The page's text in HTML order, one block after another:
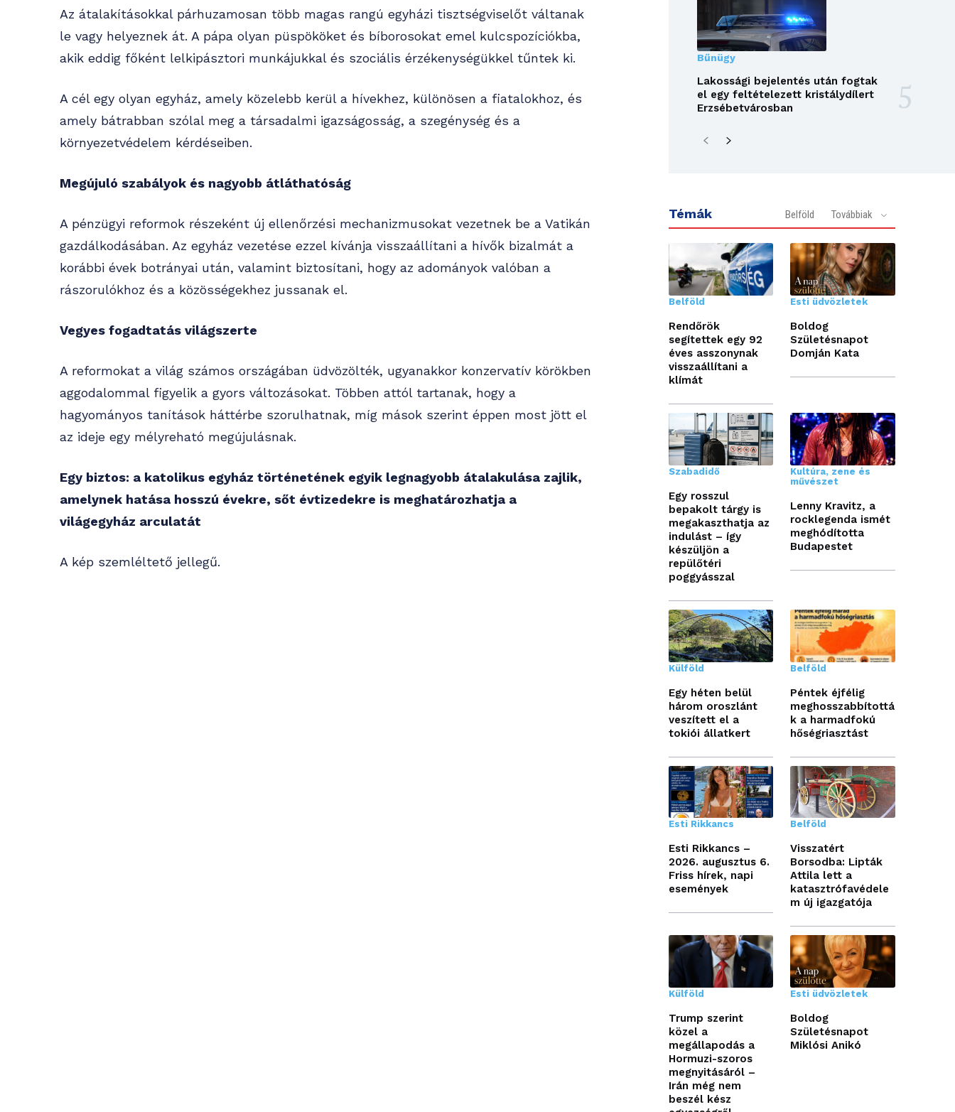
Az átalakításokkal párhuzamosan több magas rangú egyházi tisztségviselőt váltanak
le vagy helyeznek át. A pápa olyan püspököket és bíborosokat emel kulcspozíciókba,
akik eddig főként lelkipásztori munkájukkal és szociális érzékenységükkel tűntek ki.
A cél egy olyan egyház, amely közelebb kerül a hívekhez, különösen a fiatalokhoz, és
amely bátrabban szólal meg a társadalmi igazságosság, a szegénység és a
környezetvédelem kérdéseiben.
Megújuló szabályok és nagyobb átláthatóság
A pénzügyi reformok részeként új ellenőrzési mechanizmusokat vezetnek be a Vatikán
gazdálkodásában. Az egyház vezetése ezzel kívánja visszaállítani a hívők bizalmát a
korábbi évek botrányai után, valamint biztosítani, hogy az adományok valóban a
rászorulókhoz és a közösségekhez jussanak el.
Vegyes fogadtatás világszerte
A reformokat a világ számos országában üdvözölték, ugyanakkor konzervatív körökben
aggodalommal figyelik a gyors változásokat. Többen attól tartanak, hogy a
hagyományos tanítások háttérbe szorulhatnak, míg mások szerint éppen most jött el
az ideje egy mélyreható megújulásnak.
Egy biztos: a katolikus egyház történetének egyik legnagyobb átalakulása zajlik,
amelynek hatása hosszú évekre, sőt évtizedekre is meghatározhatja a
világegyház arculatát
A kép szemléltető jellegű.
Bűnügy
Lakossági bejelentés után fogtak
el egy feltételezett kristálydílert
Erzsébetvárosban
Témák Belföld Továbbiak
Belföld
Rendőrök
segítettek egy 92
éves asszonynak
visszaállítani a
klímát
Esti üdvözletek
Boldog
Születésnapot
Domján Kata
Szabadidő
Egy rosszul
bepakolt tárgy is
megakaszthatja az
indulást – így
készüljön a
repülőtéri
poggyásszal
Kultúra, zene és
művészet
Lenny Kravitz, a
rocklegenda ismét
meghódította
Budapestet
Külföld
Egy héten belül
három oroszlánt
veszített el a
tokiói állatkert
Belföld
Péntek éjfélig
meghosszabbítottá
k a harmadfokú
hőségriasztást
Esti Rikkancs
Esti Rikkancs –
2026. augusztus 6.
Friss hírek, napi
események
Belföld
Visszatért
Borsodba: Lipták
Attila lett a
katasztrófavédele
m új igazgatója
Külföld
Trump szerint
közel a
megállapodás a
Hormuzi-szoros
megnyitásáról –
Irán még nem
beszél kész
Esti üdvözletek
Boldog
Születésnapot
Miklósi Anikó